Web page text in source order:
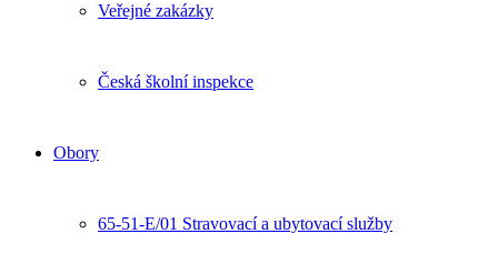
Veřejné zakázky
Česká školní inspekce
Obory
65-51-E/01 Stravovací a ubytovací služby